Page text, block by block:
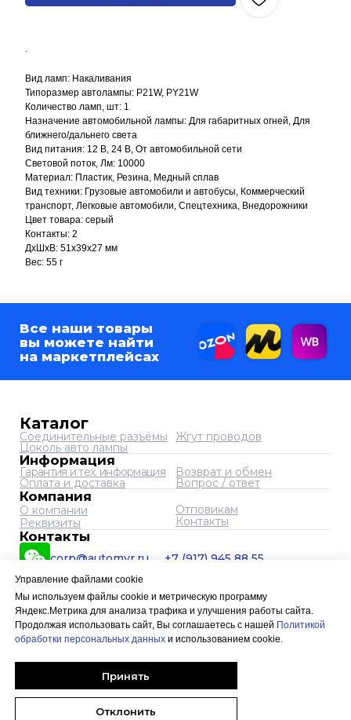
.
Вид ламп: Накаливания
Типоразмер автолампы: P21W, PY21W
Количество ламп, шт: 1
Назначение автомобильной лампы: Для габаритных огней, Для
ближнего/дальнего света
Вид питания: 12 В, 24 В, От автомобильной сети
Световой поток, Лм: 10000
Материал: Пластик, Резина, Медный сплав
Вид техники: Грузовые автомобили и автобусы, Коммерческий
транспорт, Легковые автомобили, Спецтехника, Внедорожники
Цвет товара: серый
Контакты: 2
ДxШxВ: 51x39x27 мм
Вес: 55 г
Каталог
Соединительные разъёмы
Цоколь авто лампы
Жгут проводов
Информация
Гарантия и тех. информация
Оплата и доставка
Возврат и обмен
Вопрос / ответ
Компания
О компании
Реквизиты
Отповикам
Контакты
Контакты
corp@automyr.ru +7 (917) 945 88 55
© 2026 Интернет-магазин
автозапчастей - www.automyr.ru
Оптовикам
0
Корзина
Каталог
Главная
Управление файлами cookie
Мы используем файлы cookie и метрическую программу
Яндекс.Метрика для анализа трафика и улучшения работы сайта.
Продолжая использовать сайт, Вы соглашаетесь с нашей Политикой
обработки персональных данных и использованием cookie.
Принять
Отклонить